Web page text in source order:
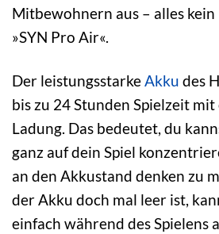
Mitbewohnern aus – alles
»SYN Pro Air«.
Der leistungsstarkeAkku des
bis zu 24 Stunden Spielzeit
Ladung. Das bedeutet, du
ganz auf dein Spiel
an den Akkustand denken zu
der Akku doch mal leer ist,
einfach während des Spielens